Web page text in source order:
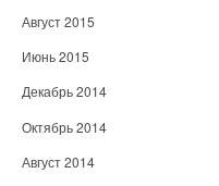
Август 2015
Июнь 2015
Декабрь 2014
Октябрь 2014
Август 2014